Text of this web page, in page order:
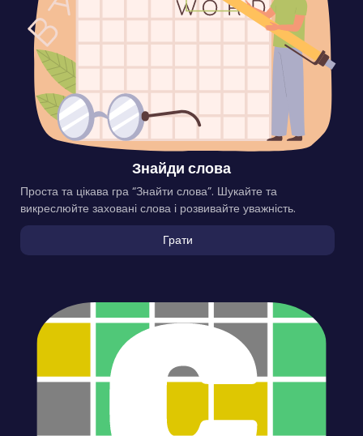
Знайди слова
Проста та цікава гра “Знайти слова”. Шукайте та
викреслюйте заховані слова і розвивайте уважність.
Грати